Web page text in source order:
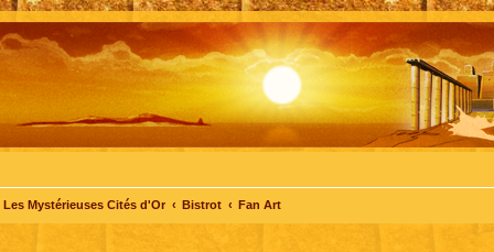
Les Mystérieuses Cités d'Or Bistrot Fan Art